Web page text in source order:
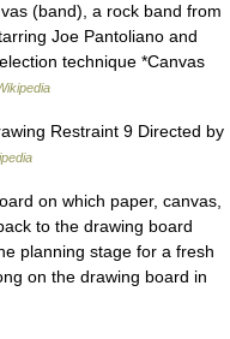
(band), a rock band from
Joe Pantoliano and
technique *Canvas
Restraint 9 Directed by
on which paper, canvas,
to the drawing board
planning stage for a fresh
on the drawing board in